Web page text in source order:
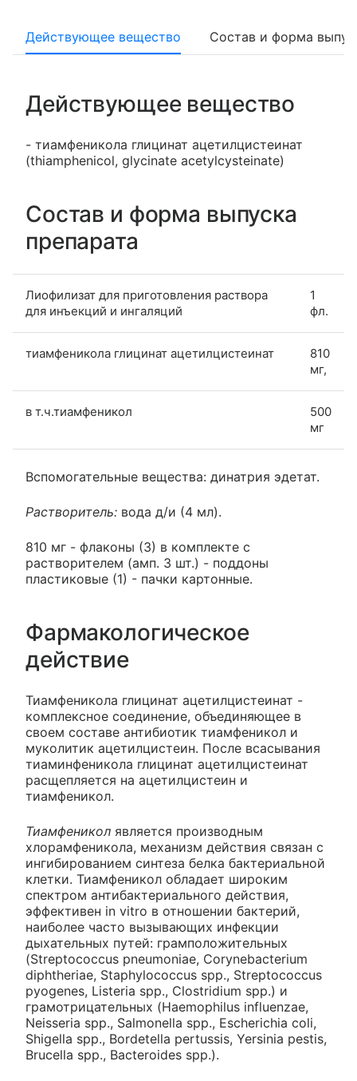
Действующее вещество Состав и форма
Действующее вещество
- тиамфеникола глицинат ацетилцистеинат
(thiamphenicol, glycinate acetylcysteinate)
Состав и форма выпуска
препарата
Лиофилизат для приготовления раствора
для инъекций и ингаляций
1
фл.
тиамфеникола глицинат ацетилцистеинат
810
мг,
в т.ч.тиамфеникол
500
мг
Вспомогательные вещества: динатрия эдетат.
Растворитель: вода д/и (4 мл).
810 мг - флаконы (3) в комплекте с
растворителем (амп. 3 шт.) - поддоны
пластиковые (1) - пачки картонные.
Фармакологическое
действие
Тиамфеникола глицинат ацетилцистеинат -
комплексное соединение, объединяющее в
своем составе антибиотик тиамфеникол и
муколитик ацетилцистеин. После всасывания
тиаминфеникола глицинат ацетилцистеинат
расщепляется на ацетилцистеин и
тиамфеникол.
Тиамфеникол является производным
хлорамфеникола, механизм действия связан с
ингибированием синтеза белка бактериальной
клетки. Тиамфеникол обладает широким
спектром антибактериального действия,
эффективен in vitro в отношении бактерий,
наиболее часто вызывающих инфекции
дыхательных путей: грамположительных
(Streptococcus pneumoniae, Corynebacterium
diphtheriae, Staphylococcus spp., Streptococcus
pyogenes, Listeria spp., Clostridium spp.) и
грамотрицательных (Haemophilus influenzae,
Neisseria spp., Salmonella spp., Escherichia coli,
Shigella spp., Bordetella pertussis, Yersinia pestis,
Brucella spp., Bacteroides spp.).